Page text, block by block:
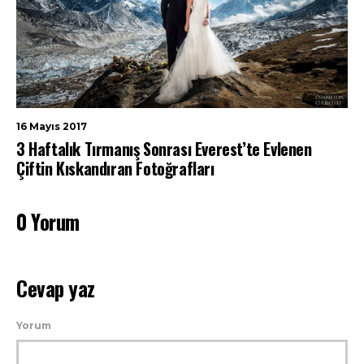
16 Mayıs 2017
3 Haftalık Tırmanış Sonrası Everest’te Evlenen
Çiftin Kıskandıran Fotoğrafları
0 Yorum
Cevap yaz
Yorum